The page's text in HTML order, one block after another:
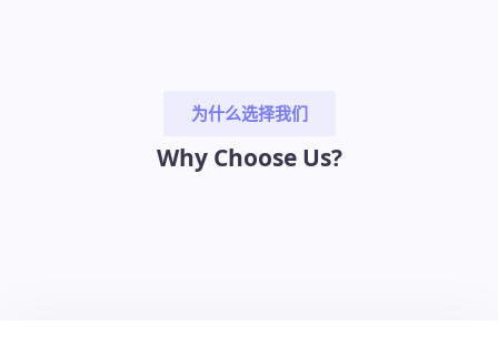
为什么选择我们
Why Choose Us?